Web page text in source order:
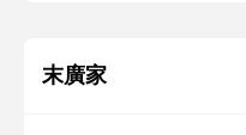
末廣家